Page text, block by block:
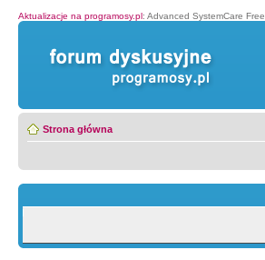
Aktualizacje na programosy.pl: Advanced SystemCare Free
Strona główna